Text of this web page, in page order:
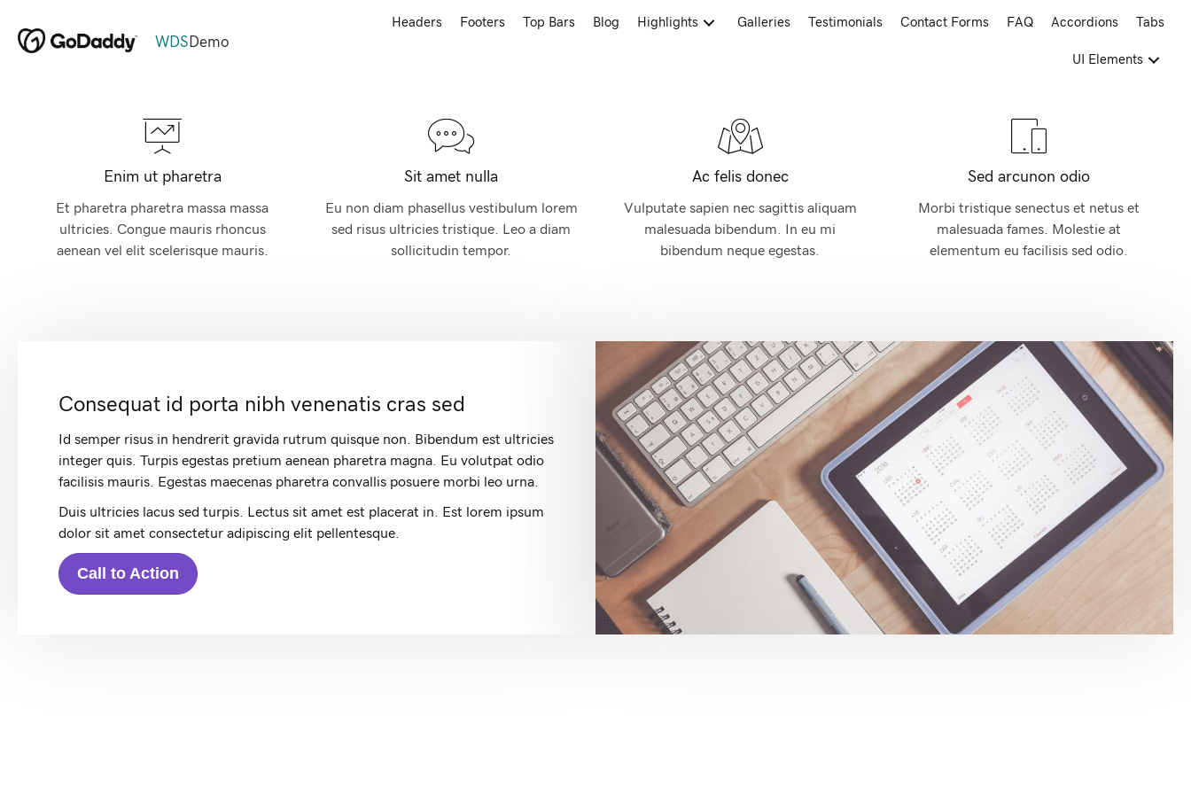
WDS Demo
Headers Footers Top Bars Blog Highlights Galleries Testimonials Contact Forms FAQ Accordions Tabs
UI Elements
Enim ut pharetra
Et pharetra pharetra massa massa
ultricies. Congue mauris rhoncus
aenean vel elit scelerisque mauris.
Sit amet nulla
Eu non diam phasellus vestibulum lorem
sed risus ultricies tristique. Leo a diam
sollicitudin tempor.
Ac felis donec
Vulputate sapien nec sagittis aliquam
malesuada bibendum. In eu mi
bibendum neque egestas.
Sed arcunon odio
Morbi tristique senectus et netus et
malesuada fames. Molestie at
elementum eu facilisis sed odio.
Consequat id porta nibh venenatis cras sed
Id semper risus in hendrerit gravida rutrum quisque non. Bibendum est ultricies
integer quis. Turpis egestas pretium aenean pharetra magna. Eu volutpat odio
facilisis mauris. Egestas maecenas pharetra convallis posuere morbi leo urna.
Duis ultricies lacus sed turpis. Lectus sit amet est placerat in. Est lorem ipsum
dolor sit amet consectetur adipiscing elit pellentesque.
Call to Action